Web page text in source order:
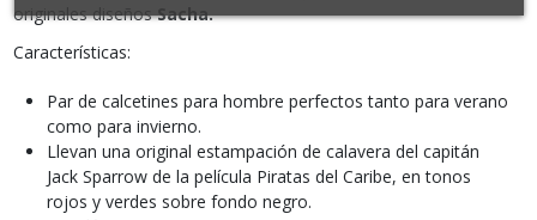
originales diseñosSacha.
Características:
Par de calcetines para hombre perfectos tanto para verano
como para invierno.
Llevan una original estampación de calavera del capitán
Jack Sparrow de la película Piratas del Caribe, en tonos
rojos y verdes sobre fondo negro.